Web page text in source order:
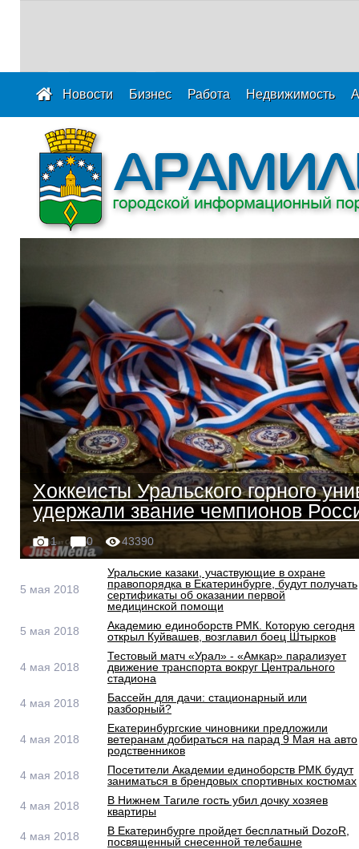
Новости Бизнес Работа Недвижимость
Хоккеисты Уральского горного
удержали звание чемпионов
1 0 43390
5 мая 2018
Уральские казаки, участвующие в охране
правопорядка в Екатеринбурге, будут получать
сертификаты об оказании первой
медицинской помощи
5 мая 2018
Академию единоборств РМК. Которую сегодня
открыл Куйвашев, возглавил боец Штырков
4 мая 2018
Тестовый матч «Урал» - «Амкар» парализует
движение транспорта вокруг Центрального
стадиона
4 мая 2018
Бассейн для дачи: стационарный или
разборный?
4 мая 2018
Екатеринбургские чиновники предложили
ветеранам добираться на парад 9 Мая на авто
родственников
4 мая 2018
Посетители Академии единоборств РМК будут
заниматься в брендовых спортивных костюмах
4 мая 2018
В Нижнем Тагиле гость убил дочку хозяев
квартиры
4 мая 2018
В Екатеринбурге пройдет бесплатный DozoR,
посвященный снесенной телебашне